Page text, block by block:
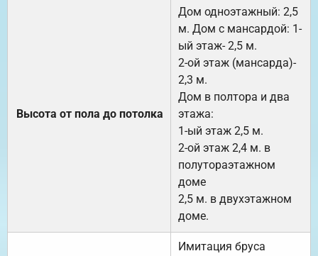
Высота от пола до потолка
Дом одноэтажный: 2,5
м. Дом с мансардой: 1-
ый этаж- 2,5 м.
2-ой этаж (мансарда)-
2,3 м.
Дом в полтора и два
этажа:
1-ый этаж 2,5 м.
2-ой этаж 2,4 м. в
полутораэтажном
доме
2,5 м. в двухэтажном
доме.
Имитация бруса